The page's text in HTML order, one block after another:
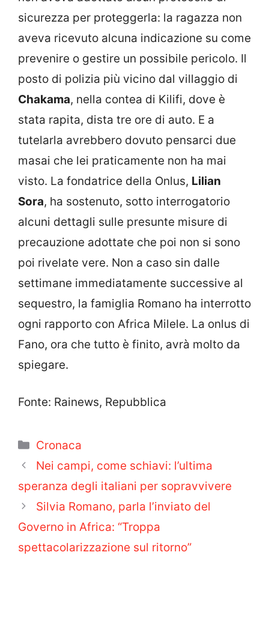
sicurezza per proteggerla: la ragazza non
aveva ricevuto alcuna indicazione su come
prevenire o gestire un possibile pericolo. Il
posto di polizia più vicino dal villaggio di
Chakama, nella contea di Kilifi, dove è
stata rapita, dista tre ore di auto. E a
tutelarla avrebbero dovuto pensarci due
masai che lei praticamente non ha mai
visto. La fondatrice della Onlus, Lilian
Sora, ha sostenuto, sotto interrogatorio
alcuni dettagli sulle presunte misure di
precauzione adottate che poi non si sono
poi rivelate vere. Non a caso sin dalle
settimane immediatamente successive al
sequestro, la famiglia Romano ha interrotto
ogni rapporto con Africa Milele. La onlus di
Fano, ora che tutto è finito, avrà molto da
spiegare.
Fonte: Rainews, Repubblica
Categorie
Cronaca
Nei campi, come schiavi: l’ultima
speranza degli italiani per sopravvivere
Silvia Romano, parla l’inviato del
Governo in Africa: “Troppa
spettacolarizzazione sul ritorno”